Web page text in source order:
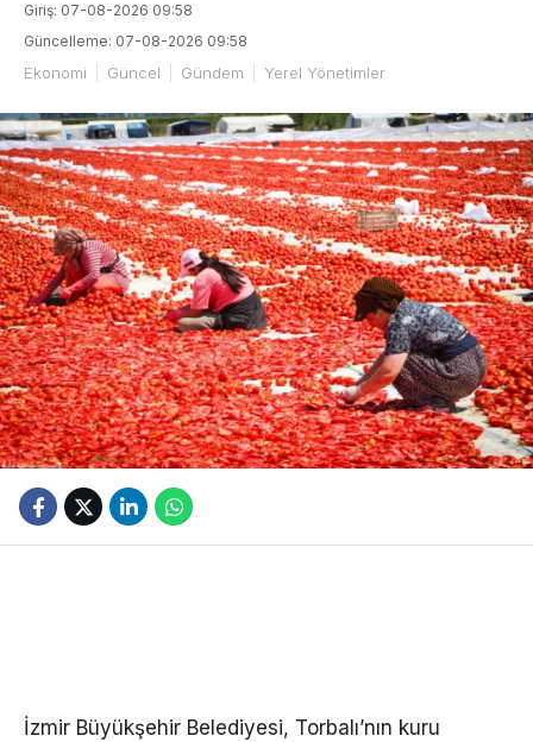
Giriş: 07-08-2026 09:58
Güncelleme: 07-08-2026 09:58
Ekonomi Güncel Gündem Yerel Yönetimler
İzmir Büyükşehir Belediyesi, Torbalı’nın kuru